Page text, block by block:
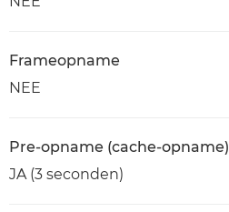
Frameopname
NEE
Pre-opname (cache-opname)
JA (3 seconden)